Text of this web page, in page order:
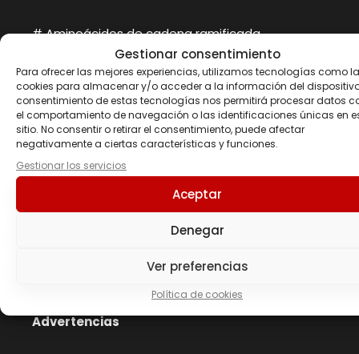
Gestionar consentimiento
Para ofrecer las mejores experiencias, utilizamos tecnologías como
cookies para almacenar y/o acceder a la información del
consentimiento de estas tecnologías nos permitirá procesar datos
el comportamiento de navegación o las identificaciones únicas en
sitio. No consentir o retirar el consentimiento, puede afectar
negativamente a ciertas características y funciones.
Gestionar los servicios
Aceptar
Denegar
Ver preferencias
Política de cookies
# Aminoácidos de cadena ramificada
**Valores de glutamina basados en el contenido
de ácido glutámico
Ingredientes
Aminoácidos derivados de proteína hidrolizada
de origen bovino, antiaglomerantes: celulosa
microcristalina, dióxido de silicio y estearato de
magnesio.
6/9 comprimidos.
3 veces al día entre las principales comidas con
abundante agua. Tomar de 8 a 10 vasos de agua
Advertencias